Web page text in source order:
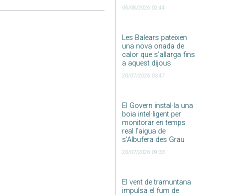
06/08/2026 02:44
Les Balears pateixen
una nova onada de
calor que s’allarga fins
a aquest dijous
20/07/2026 03:47
El Govern instal·la una
boia intel·ligent per
monitorar en temps
real l’aigua de
s’Albufera des Grau
20/07/2026 09:33
El vent de tramuntana
impulsa el fum de